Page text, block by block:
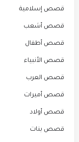
قصص إسلامية
قصص أشعب
قصص أطفال
قصص الأنبياء
قصص العرب
قصص أميرات
قصص أولاد
قصص بنات